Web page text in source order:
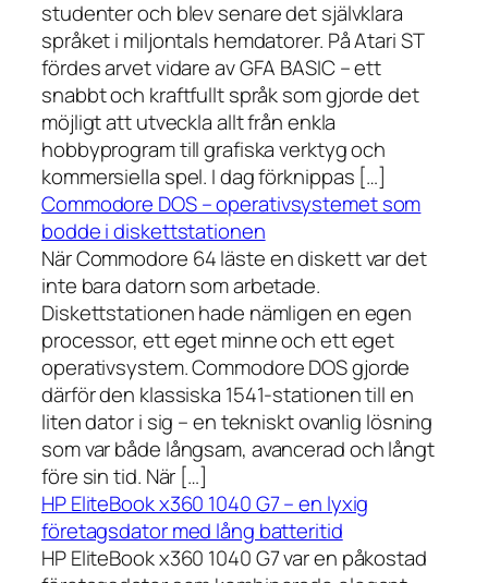
studenter och blev senare det självklara
språket i miljontals hemdatorer. På Atari ST
fördes arvet vidare av GFA BASIC – ett
snabbt och kraftfullt språk som gjorde det
möjligt att utveckla allt från enkla
hobbyprogram till grafiska verktyg och
kommersiella spel. I dag förknippas […]
Commodore DOS – operativsystemet som
bodde i diskettstationen
När Commodore 64 läste en diskett var det
inte bara datorn som arbetade.
Diskettstationen hade nämligen en egen
processor, ett eget minne och ett eget
operativsystem. Commodore DOS gjorde
därför den klassiska 1541-stationen till en
liten dator i sig – en tekniskt ovanlig lösning
som var både långsam, avancerad och långt
före sin tid. När […]
HP EliteBook x360 1040 G7 – en lyxig
företagsdator med lång batteritid
HP EliteBook x360 1040 G7 var en påkostad